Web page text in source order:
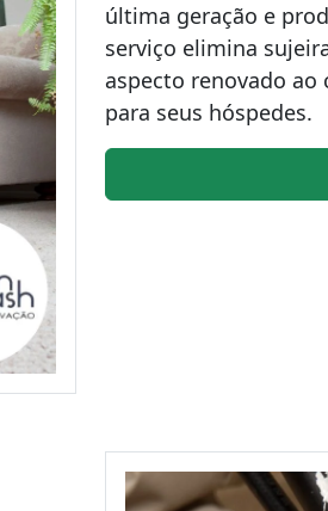
última geração e
serviço elimina
aspecto renovado ao
para seus hóspedes.